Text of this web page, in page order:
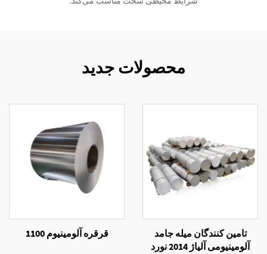
محصولات جدید
تامین کنندگان میله جامد
آلومینیومی آلیاژ 2014 نورد
قرقره آلومینیوم 1100